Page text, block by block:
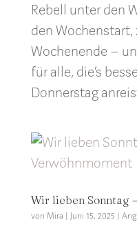
Rebell unter den
den
Wochenende –
für alle, die’s
Donnerstag
Wir lieben Sonntag
von Mira | Juni 15, 2025 |